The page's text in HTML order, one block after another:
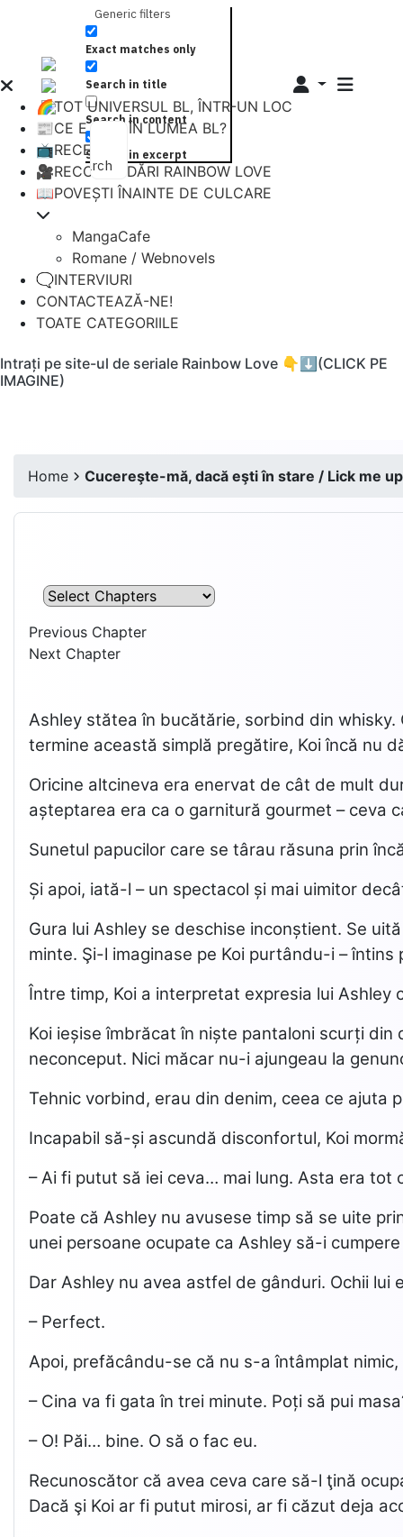
Search
Generic filters
Exact matches only
Search in title
Search in content
Search in excerpt
🌈TOT UNIVERSUL BL, ÎNTR-UN LOC
📰CE E NOU ÎN LUMEA BL?
📺RECENZII
🎥RECOMANDĂRI RAINBOW LOVE
📖POVEȘTI ÎNAINTE DE CULCARE
MangaCafe
Romane / Webnovels
🗨️INTERVIURI
CONTACTEAZĂ-NE!
TOATE CATEGORIILE
Intrați pe site-ul de seriale Rainbow Love 👇⬇️(CLICK PE
IMAGINE)
Home Cucereşte-mă, dacă eşti în stare / Lick me
Previous Chapter
Next Chapter
Ashley stătea în bucătărie, sorbind din
termine această simplă pregătire, Koi încă nu
Oricine altcineva era enervat de cât de mult
așteptarea era ca o garnitură gourmet – ceva
Sunetul papucilor care se târau răsuna prin
Și apoi, iată-l – un spectacol și mai uimitor
Gura lui Ashley se deschise inconștient. Se
minte. Şi-l imaginase pe Koi purtându-i –
Între timp, Koi a interpretat expresia lui
Koi ieșise îmbrăcat în niște pantaloni scurți
neconceput. Nici măcar nu-i ajungeau la
Tehnic vorbind, erau din denim, ceea ce ajuta
Incapabil să-și ascundă disconfortul, Koi
– Ai fi putut să iei ceva… mai lung. Asta era tot
Poate că Ashley nu avusese timp să se uite
unei persoane ocupate ca Ashley să-i
Dar Ashley nu avea astfel de gânduri. Ochii lui
– Perfect.
Apoi, prefăcându-se că nu s-a întâmplat
– Cina va fi gata în trei minute. Poți să pui
– O! Păi… bine. O să o fac eu.
Recunoscător că avea ceva care să-l ţină
Dacă şi Koi ar fi putut mirosi, ar fi căzut deja